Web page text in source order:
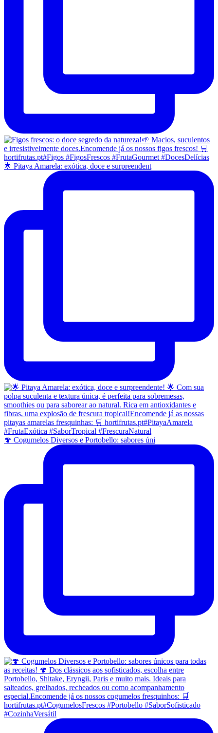
🌟 Pitaya Amarela: exótica, doce e surpreendent
🍄 Cogumelos Diversos e Portobello: sabores úni